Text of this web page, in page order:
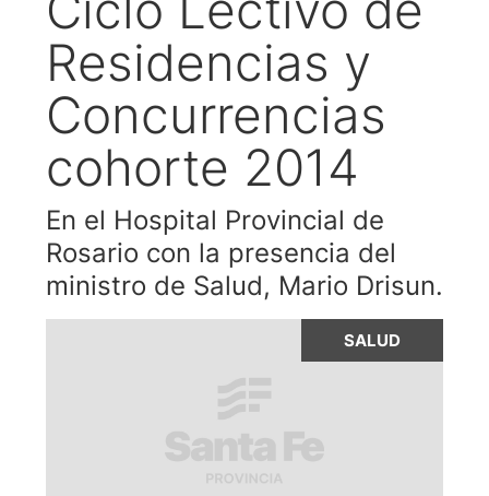
Residencias y
Concurrencias
cohorte 2014
En el Hospital Provincial de
Rosario con la presencia del
ministro de Salud, Mario Drisun.
SALUD